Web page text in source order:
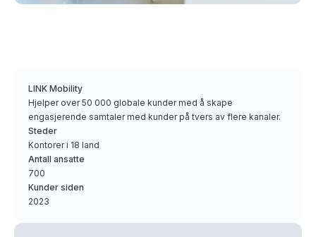
LINK Mobility
Hjelper over 50 000 globale kunder med å skape
engasjerende samtaler med kunder på tvers av flere kanaler.
Steder
Kontorer i 18 land
Antall ansatte
700
Kunder siden
2023